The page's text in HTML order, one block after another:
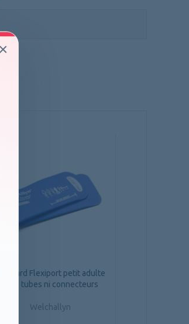
×
Brassard Flexiport petit adulte
sans tubes ni connecteurs
Welchallyn